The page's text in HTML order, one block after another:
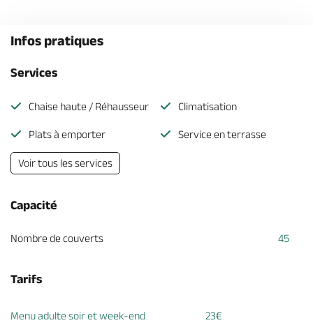
Infos pratiques
Services
Chaise haute / Réhausseur Climatisation
Plats à emporter Service en terrasse
Voir tous les services
Capacité
Nombre de couverts 45
Tarifs
Menu adulte soir et week-end 23€